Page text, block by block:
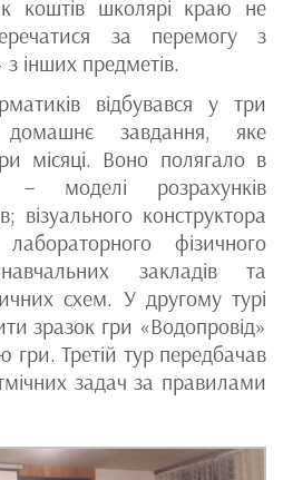
коштів школярі краю не
за перемогу з
інших предметів.
відбувався у три
завдання, яке
місяці. Воно полягало в
– моделі розрахунків
візуального конструктора
фізичного
закладів та
схем. У другому турі
зразок гри «Водопровід»
гри. Третій тур передбачав
задач за правилами